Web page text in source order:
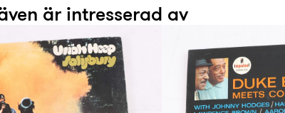
är intresserad av